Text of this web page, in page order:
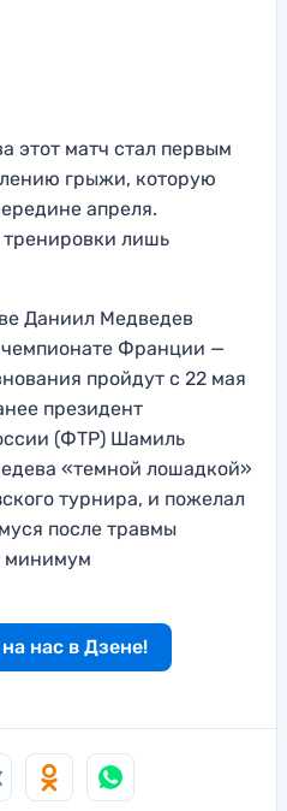
этот матч стал первым
грыжи, которую
апреля.
лишь
Даниил Медведев
Франции —
пройдут с 22 мая
президент
(ФТР) Шамиль
«темной лошадкой»
турнира, и пожелал
после травмы
минимум
нас в Дзене!